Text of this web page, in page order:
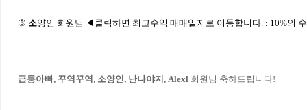
③ 소양인 회원님 ◀클릭하면 최고수익 매매일지로 이동합니다. : 10%의
급등아빠, 꾸역꾸역, 소양인, 난나야지, Alexl 회원님 축하드립니다!